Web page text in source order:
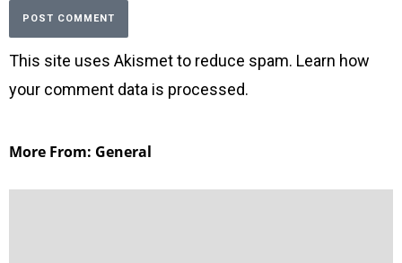
This site uses Akismet to reduce spam. Learn how
your comment data is processed.
More From: General